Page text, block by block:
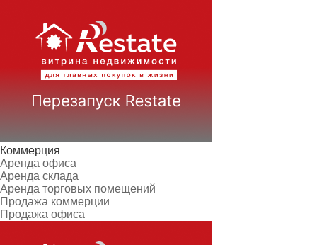
Коммерция
Аренда офиса
Аренда склада
Аренда торговых помещений
Продажа коммерции
Продажа офиса